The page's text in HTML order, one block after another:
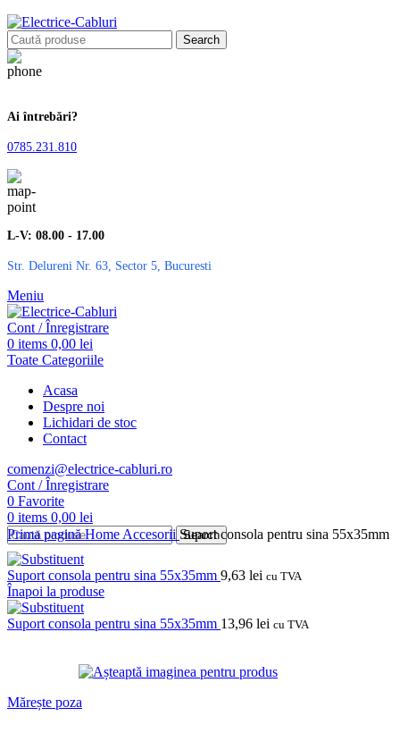
Search
Ai întrebări?
0785.231.810
L-V: 08.00 - 17.00
Str. Delureni Nr. 63, Sector 5, Bucuresti
Meniu
Cont / Înregistrare
0 items 0,00 lei
Toate Categoriile
Acasa
Despre noi
Lichidari de stoc
Contact
comenzi@electrice-cabluri.ro
Cont / Înregistrare
0 Favorite
0 items 0,00 lei
Search
Prima paginăHome Accesorii Suport consola pentru sina 55x35mm
Suport consola pentru sina 55x35mm 9,63 lei cu TVA
Înapoi la produse
Suport consola pentru sina 55x35mm 13,96 lei cu TVA
Mărește poza